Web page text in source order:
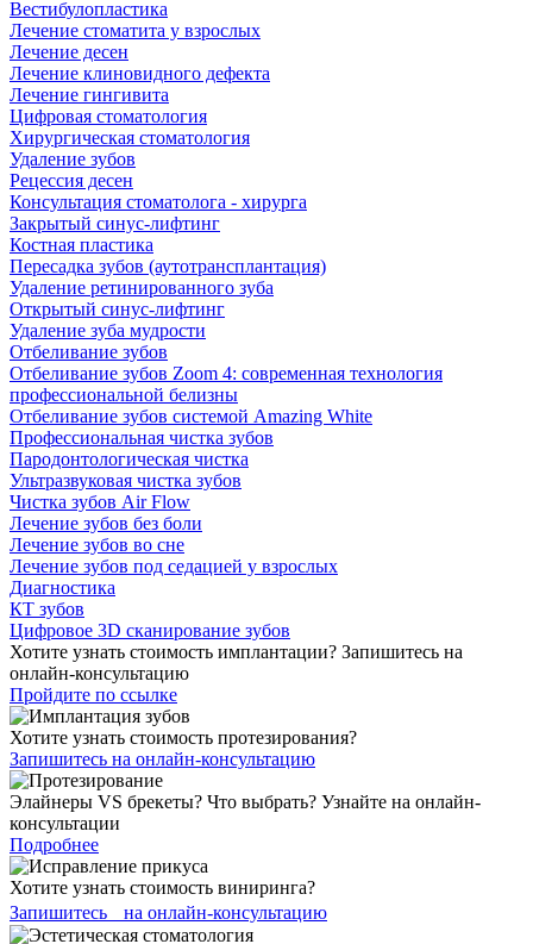
Вестибулопластика
Лечение стоматита у взрослых
Лечение десен
Лечение клиновидного дефекта
Лечение гингивита
Цифровая стоматология
Хирургическая стоматология
Удаление зубов
Рецессия десен
Консультация стоматолога - хирурга
Закрытый синус-лифтинг
Костная пластика
Пересадка зубов (аутотрансплантация)
Удаление ретинированного зуба
Открытый синус-лифтинг
Удаление зуба мудрости
Отбеливание зубов
Отбеливание зубов Zoom 4: современная технология
профессиональной белизны
Отбеливание зубов системой Amazing White
Профессиональная чистка зубов
Пародонтологическая чистка
Ультразвуковая чистка зубов
Чистка зубов Air Flow
Лечение зубов без боли
Лечение зубов во сне
Лечение зубов под седацией у взрослых
Диагностика
КТ зубов
Цифровое 3D сканирование зубов
Хотите узнать стоимость имплантации? Запишитесь на
онлайн-консультацию
Пройдите по ссылке
Хотите узнать стоимость протезирования?
Запишитесь на онлайн-консультацию
Элайнеры VS брекеты? Что выбрать? Узнайте на онлайн-
консультации
Подробнее
Хотите узнать стоимость виниринга?
Запишитесь на онлайн-консультацию